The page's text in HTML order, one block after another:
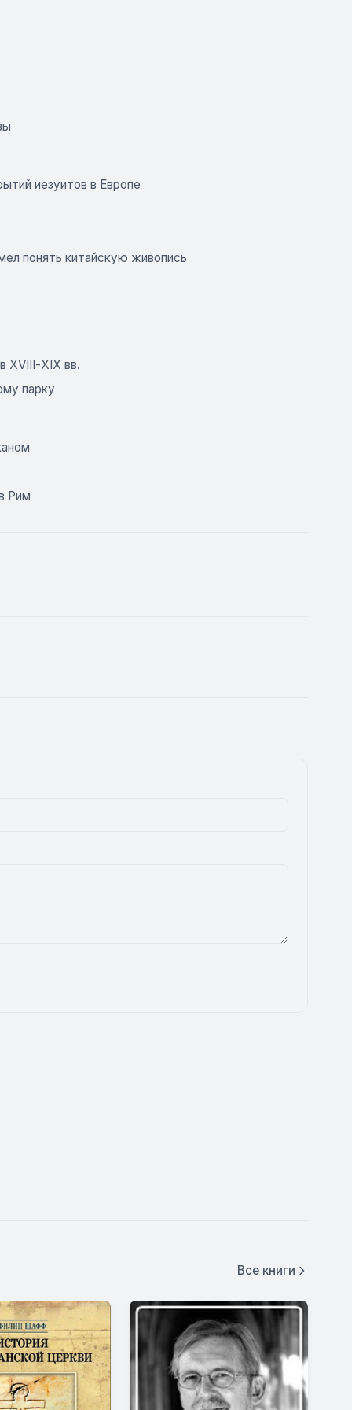
иезуитов в Европе
понять китайскую живопись
ХІХ вв.
парку
Рим
Все книги